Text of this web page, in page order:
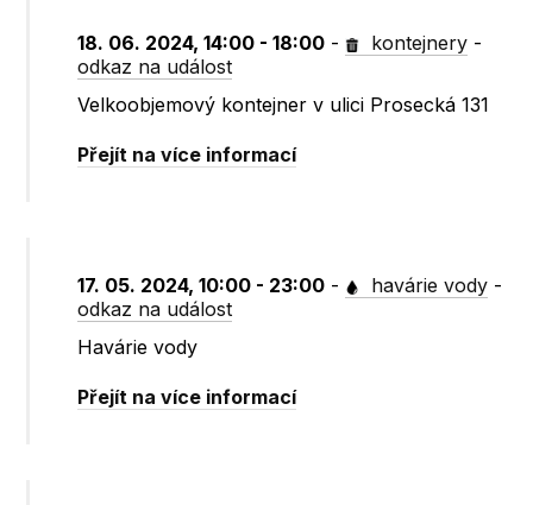
18. 06. 2024, 14:00 - 18:00 - kontejnery -
odkaz na událost
Velkoobjemový kontejner v ulici Prosecká 131
Přejít na více informací
17. 05. 2024, 10:00 - 23:00 - havárie vody -
odkaz na událost
Havárie vody
Přejít na více informací